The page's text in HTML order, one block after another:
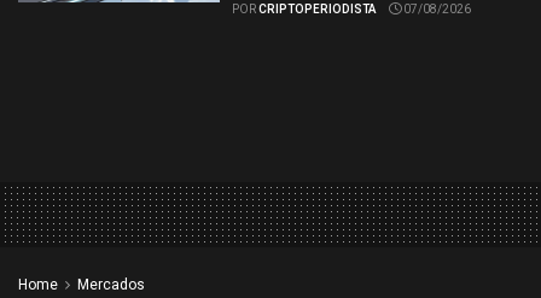
PORCRIPTOPERIODISTA 07/08/2026
Home Mercados